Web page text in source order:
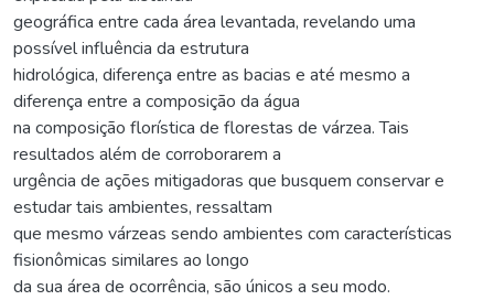
geográfica entre cada área levantada, revelando uma
possível influência da estrutura
hidrológica, diferença entre as bacias e até mesmo a
diferença entre a composição da água
na composição florística de florestas de várzea. Tais
resultados além de corroborarem a
urgência de ações mitigadoras que busquem conservar e
estudar tais ambientes, ressaltam
que mesmo várzeas sendo ambientes com características
fisionômicas similares ao longo
da sua área de ocorrência, são únicos a seu modo.